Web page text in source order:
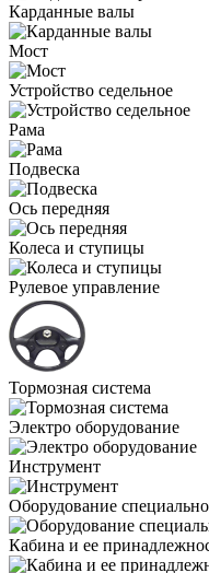
Карданные валы
Мост
Устройство седельное
Рама
Подвеска
Ось передняя
Колеса и ступицы
Рулевое управление
Тормозная система
Электро оборудование
Инструмент
Оборудование
Кабина и ее